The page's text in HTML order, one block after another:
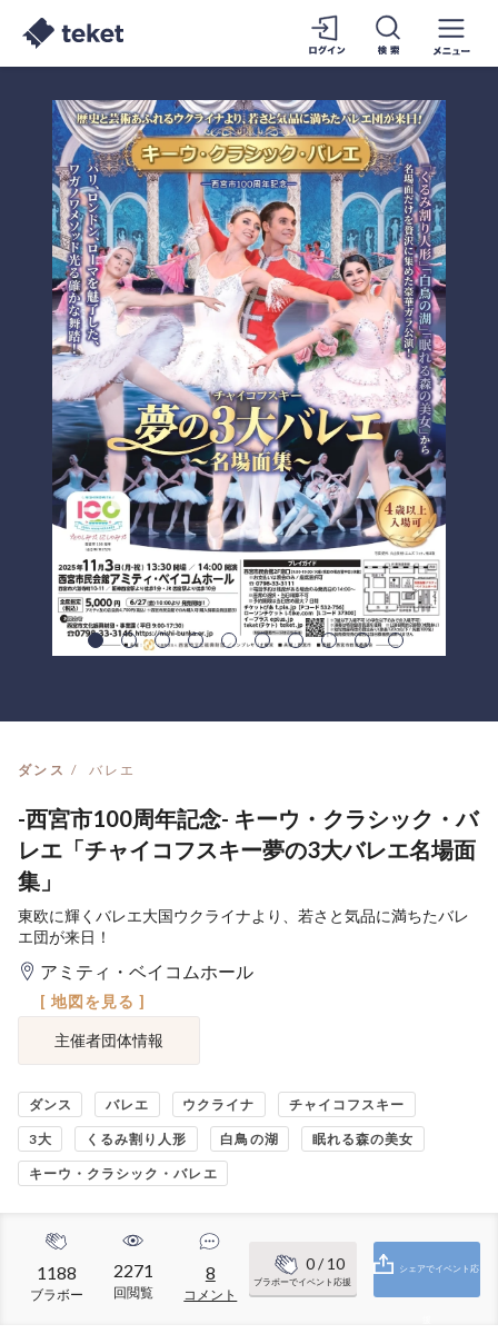
ダンス バレエ
-西宮市100周年記念- キーウ・クラシック・バ
レエ「チャイコフスキー夢の3大バレエ名場面
集」
東欧に輝くバレエ大国ウクライナより、若さと気品に満ちたバレ
エ団が来日！
アミティ・ベイコムホール
[ 地図を見る ]
主催者団体情報
ダンス バレエ ウクライナ チャイコフスキー
3大 くるみ割り人形 白鳥の湖 眠れる森の美女
キーウ・クラシック・バレエ
1188
ブラボー
2271
回閲覧
8
コメント
0/ 10
ブラボーでイベント応援
シェアでイベント応